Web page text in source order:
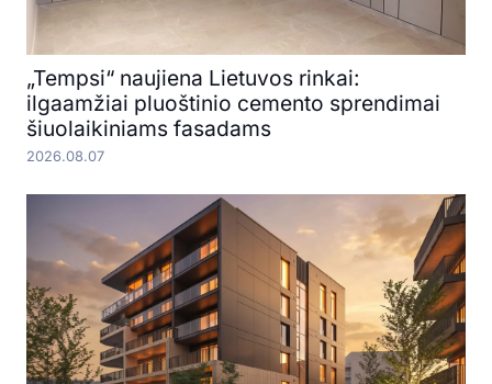
„Tempsi“ naujiena Lietuvos rinkai:
ilgaamžiai pluoštinio cemento sprendimai
šiuolaikiniams fasadams
2026.08.07